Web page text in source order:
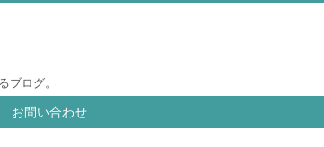
ブログ。
お問い合わせ